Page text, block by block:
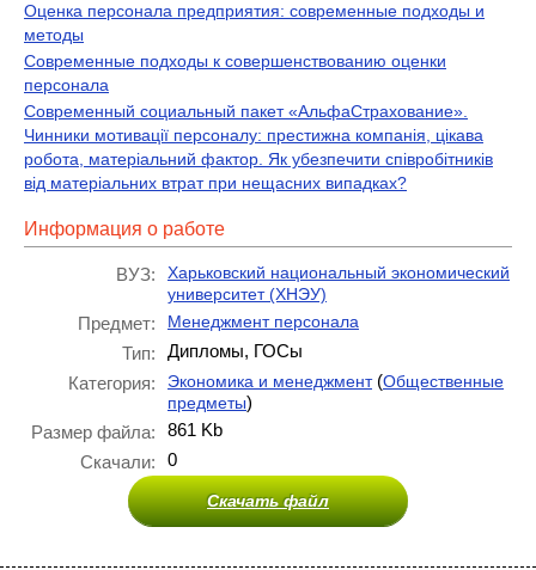
Оценка персонала предприятия: современные подходы и
методы
Современные подходы к совершенствованию оценки
персонала
Современный социальный пакет «АльфаСтрахование».
Чинники мотивації персоналу: престижна компанія, цікава
робота, матеріальний фактор. Як убезпечити співробітників
від матеріальних втрат при нещасних випадках?
Информация о работе
ВУЗ:
Харьковский национальный экономический
университет (ХНЭУ)
Предмет: Менеджмент персонала
Тип:
Дипломы, ГОСы
Категория:
Экономика и менеджмент(Общественные
предметы)
Размер файла:
861 Kb
Скачали:
0
Скачать файл